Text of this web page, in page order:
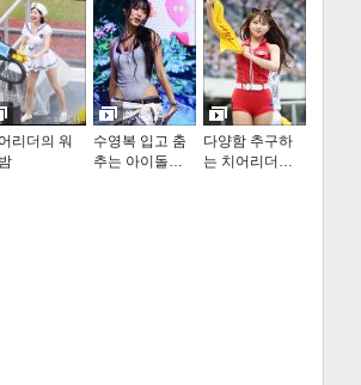
리더의 워
수영복 입고 춤
추는 아이돌…
다양함 추구하
는 치어리더…